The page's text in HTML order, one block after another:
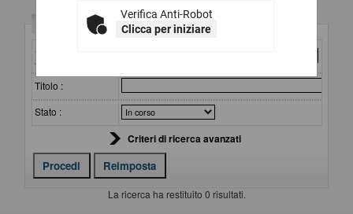
Verifica Anti-Robot
Clicca per iniziare
lavori (con le eventuali opere incompiute) e dei servizi e
forniture, ecc.
Per ciascuna pubblicazione sono consultabili i relativi
Criteri di ricerca
Stazione
appaltante :
Titolo :
Stato :
Criteri di ricerca avanzati
La ricerca ha restituito 0 risultati.